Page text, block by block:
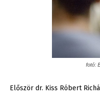
fotó:
Először dr. Kiss Róbert